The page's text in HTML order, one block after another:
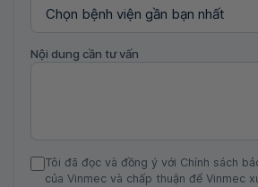
Nội dung cần tư vấn
Tôi đã đọc và đồng ý với Chính sách
của Vinmec và chấp thuận để Vinmec